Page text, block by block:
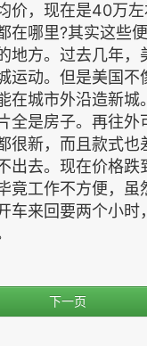
价，现在是40万
在哪里?其实这些
地方。过去几年，
运动。但是美国不
在城市外沿造新城
全是房子。再往外
很新，而且款式也
出去。现在价格跌
竟工作不方便，虽
车来回要两个小时
下一页